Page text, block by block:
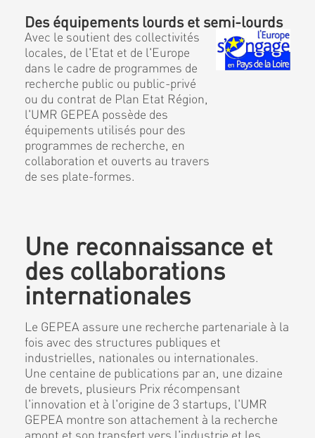
Des équipements lourds et semi-lourds
Avec le soutient des collectivités
locales, de l'Etat et de l'Europe
dans le cadre de programmes de
recherche public ou public-privé
ou du contrat de Plan Etat Région,
l'UMR GEPEA possède des
équipements utilisés pour des
programmes de recherche, en
collaboration et ouverts au travers
de ses plate-formes.
Une reconnaissance et
des collaborations
internationales
Le GEPEA assure une recherche partenariale à la
fois avec des structures publiques et
industrielles, nationales ou internationales.
Une centaine de publications par an, une dizaine
de brevets, plusieurs Prix récompensant
l'innovation et à l'origine de 3 startups, l'UMR
GEPEA montre son attachement à la recherche
amont et son transfert vers l'industrie et les